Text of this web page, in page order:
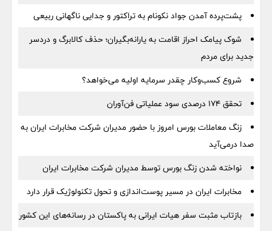
پشت‌پرده آمدن جواد نکونام به تراکتور و جدایی ناگهانی ربیعی
شوک پیامک احراز اقامت به یارانه‌بگیران؛ حذف کالابرگ و دردسر
جدید برای مردم
شروع کسب‌وکار چقدر سرمایه اولیه می‌خواهد؟
تحقق ۱۷۴ درصدی سود عملیاتی فن‌آوران
زنگ معاملات بورس امروز با حضور مدیران شرکت مخابرات ایران به
صدا درمی‌آید
نواخته شدن زنگ بورس توسط مدیران شرکت مخابرات ایران
مخابرات ایران در مسیر پوست‌اندازی و تحول تکنولوژیک قرار دارد
بازتاب مثبت سفر هیات ایرانی به پاکستان در رسانه‌های این کشور